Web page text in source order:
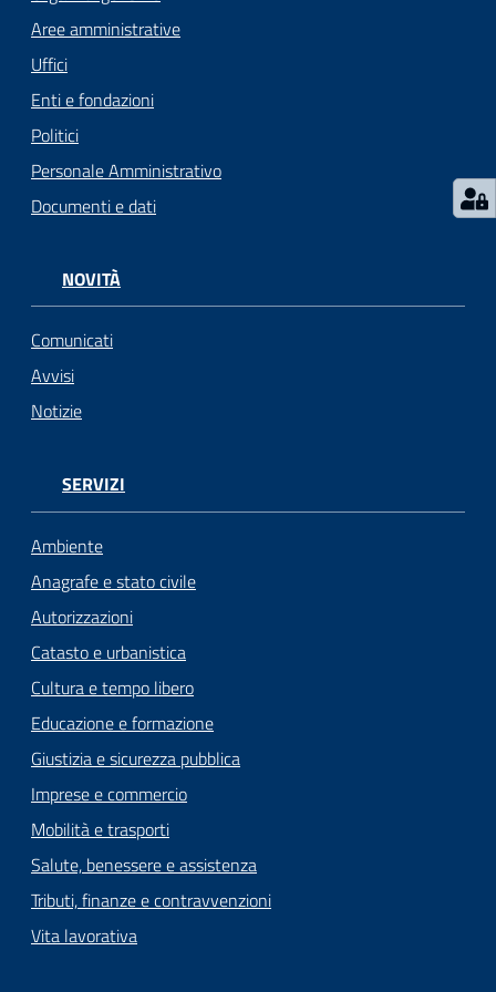
Seguici
su
Aree amministrative
Uffici
Enti e fondazioni
Politici
Personale Amministrativo
Documenti e dati
NOVITÀ
Comunicati
Avvisi
Notizie
SERVIZI
Ambiente
Anagrafe e stato civile
Autorizzazioni
Catasto e urbanistica
Cultura e tempo libero
Educazione e formazione
Giustizia e sicurezza pubblica
Imprese e commercio
Mobilità e trasporti
Salute, benessere e assistenza
Tributi, finanze e contravvenzioni
Vita lavorativa